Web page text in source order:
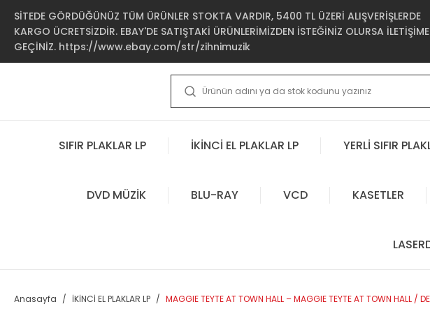
SİTEDE GÖRDÜĞÜNÜZ TÜM ÜRÜNLER STOKTA VARDIR, 5400 TL ÜZERİ ALIŞVERİŞLERDE
KARGO ÜCRETSİZDİR. EBAY'DE SATIŞTAKİ ÜRÜNLERİMİZDEN İSTEĞİNİZ OLURSA İLETİŞİME
GEÇİNİZ. https://www.ebay.com/str/zihnimuzik
SIFIR PLAKLAR LP İKİNCİ EL PLAKLAR LP YERLİ SIFIR
DVD MÜZİK BLU-RAY VCD KASETLER
Anasayfa İKİNCİ EL PLAKLAR LP MAGGIE TEYTE AT TOWN HALL – MAGGIE TEYTE AT TOWN HALL /